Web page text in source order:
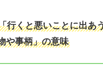
行くと悪いことに出あ
や事柄」の意味